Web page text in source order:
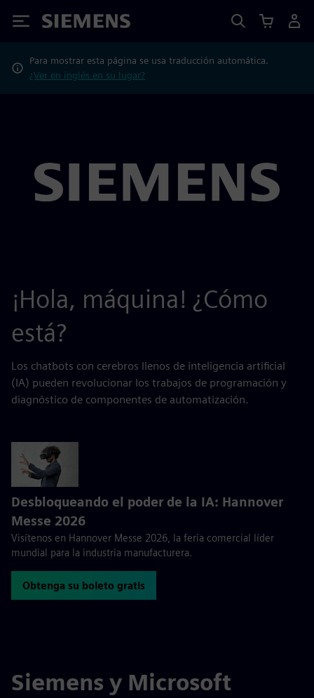
Siemens
Para mostrar esta página se usa traducción automática.
¿Ver en inglés en su lugar?
¡Hola, máquina! ¿Cómo
está?
Los chatbots con cerebros llenos de inteligencia artificial
(IA) pueden revolucionar los trabajos de programación y
diagnóstico de componentes de automatización.
Desbloqueando el poder de la IA: Hannover
Messe 2026
Visítenos en Hannover Messe 2026, la feria comercial líder
mundial para la industria manufacturera.
Obtenga su boleto gratis
Siemens y Microsoft